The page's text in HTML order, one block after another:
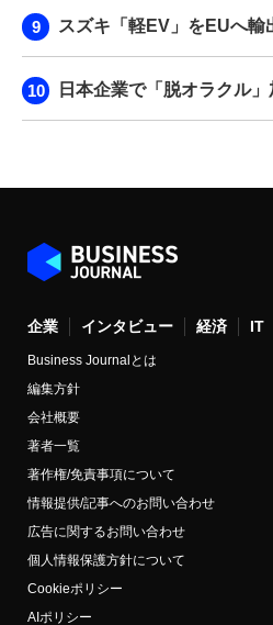
スズキ「軽EV」をEUへ輸
日本企業で「脱オラクル」
企業 インタビュー 経済 IT
Business Journalとは
編集方針
会社概要
著者一覧
著作権/免責事項について
情報提供/記事へのお問い合わせ
広告に関するお問い合わせ
個人情報保護方針について
Cookieポリシー
AIポリシー